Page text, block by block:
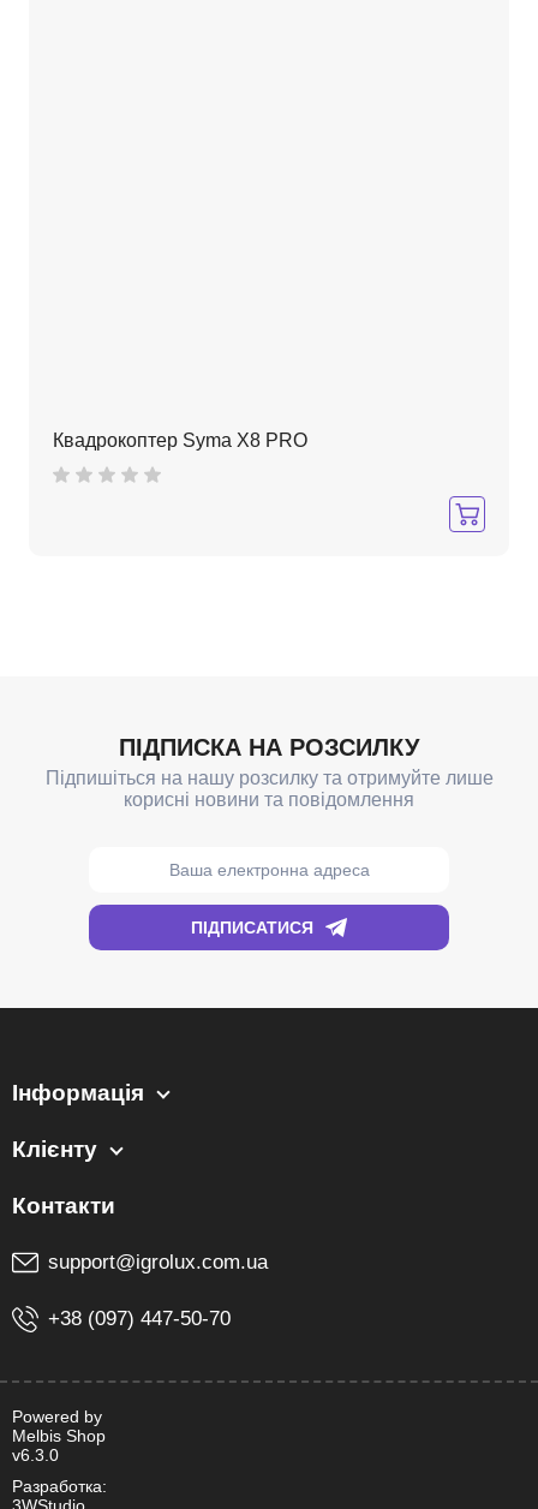
Квадрокоптер Syma X8 PRO
Інформація
Клієнту
support@igrolux.com.ua
+38 (097) 447-50-70
Powered by
Melbis Shop
v6.3.0